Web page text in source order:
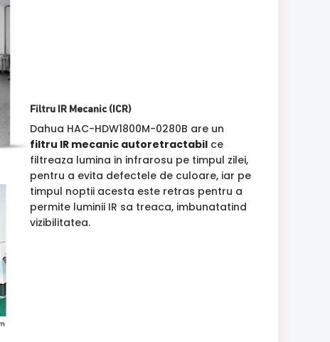
Filtru IR Mecanic (ICR)
Dahua HAC-HDW1800M-0280B are un
filtru IR mecanic autoretractabilce
filtreaza lumina in infrarosu pe timpul zilei,
pentru a evita defectele de culoare, iar pe
timpul noptii acesta este retras pentru a
permite luminii IR sa treaca, imbunatatind
vizibilitatea.